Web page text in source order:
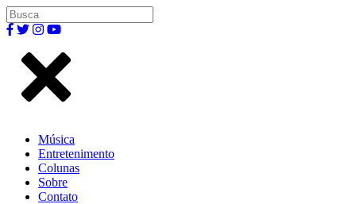
Música
Entretenimento
Colunas
Sobre
Contato